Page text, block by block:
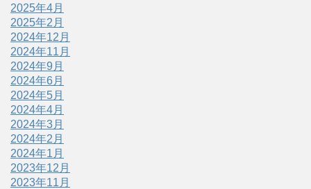
2025年4月
2025年2月
2024年12月
2024年11月
2024年9月
2024年6月
2024年5月
2024年4月
2024年3月
2024年2月
2024年1月
2023年12月
2023年11月